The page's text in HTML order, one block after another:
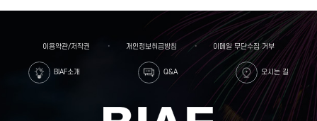
이용약관/저작권 개인정보취급방침 이메일 무단수집 거부
BIAF소개 Q&A 오시는 길